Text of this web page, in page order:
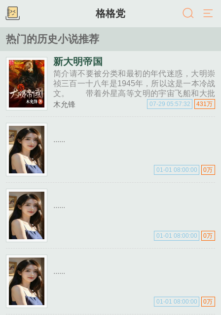
格格党
热门的历史小说推荐
新大明帝国
简介请不要被分类和最初的年代迷惑，大明崇
祯三百一十八年是1945年，所以这是一本冷战
文。 带着外星高等文明的宇宙飞船和大批
机器人士兵穿越抗战最后一刻。 南......
木允锋 431万
07-29 05:57:32
......
0万
01-01 08:00:00
......
0万
01-01 08:00:00
......
0万
01-01 08:00:00